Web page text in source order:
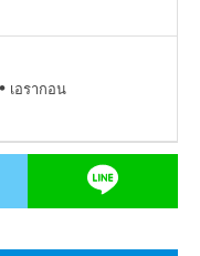
เอรากอน